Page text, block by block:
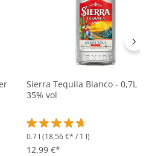
von 5 von 5 Sternen
Sierra Tequila Blanco - 0,7L
35% vol
Durchschnittliche
0.7 l (18,56 €* / 1 l)
12,99 €*